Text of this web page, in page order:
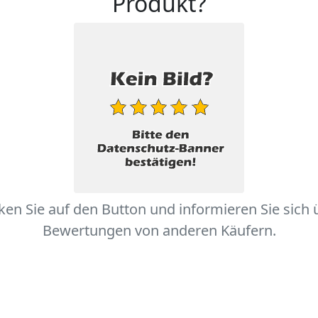
Sie auf den Button und informieren Sie sich
Bewertungen von anderen Käufern.